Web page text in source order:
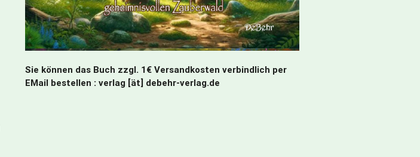
Sie können das Buch zzgl. 1€ Versandkosten verbindlich per
EMail bestellen : verlag [ät] debehr-verlag.de